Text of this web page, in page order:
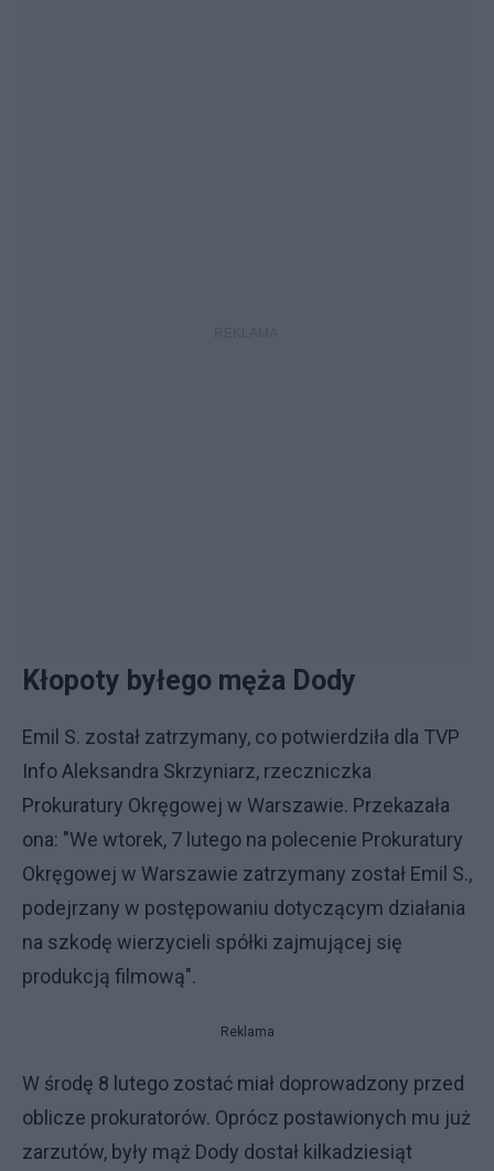
Kłopoty byłego męża Dody
Emil S. został zatrzymany, co potwierdziła dla TVP
Info Aleksandra Skrzyniarz, rzeczniczka
Prokuratury Okręgowej w Warszawie. Przekazała
ona: "We wtorek, 7 lutego na polecenie Prokuratury
Okręgowej w Warszawie zatrzymany został Emil S.,
podejrzany w postępowaniu dotyczącym działania
na szkodę wierzycieli spółki zajmującej się
produkcją filmową".
Reklama
W środę 8 lutego zostać miał doprowadzony przed
oblicze prokuratorów. Oprócz postawionych mu już
zarzutów, były mąż Dody dostał kilkadziesiąt